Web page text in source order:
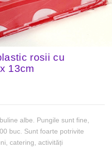
rosii cu
13cm
albe. Pungile sunt fine,
buc. Sunt foarte potrivite
catering, activități